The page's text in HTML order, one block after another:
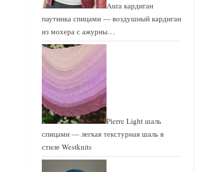
Aura кардиган
паутинка спицами — воздушный кардиган
из мохера с ажурны…
Pierre Light шаль
спицами — легкая текстурная шаль в
стиле Westknits